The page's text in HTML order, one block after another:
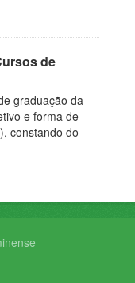
de
graduação da
e forma de
constando do